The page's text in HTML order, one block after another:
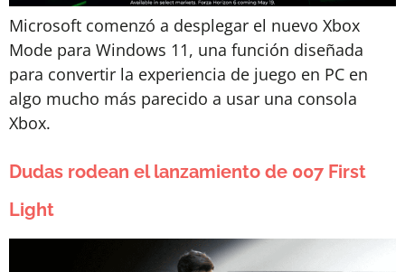
Microsoft comenzó a desplegar el nuevo Xbox
Mode para Windows 11, una función diseñada
para convertir la experiencia de juego en PC en
algo mucho más parecido a usar una consola
Xbox.
Dudas rodean el lanzamiento de 007 First
Light